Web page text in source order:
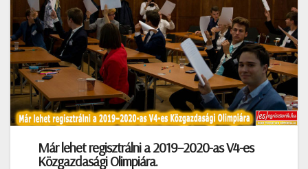
Már lehet regisztrálni a 2019–2020-as V4-es
Közgazdasági Olimpiára.